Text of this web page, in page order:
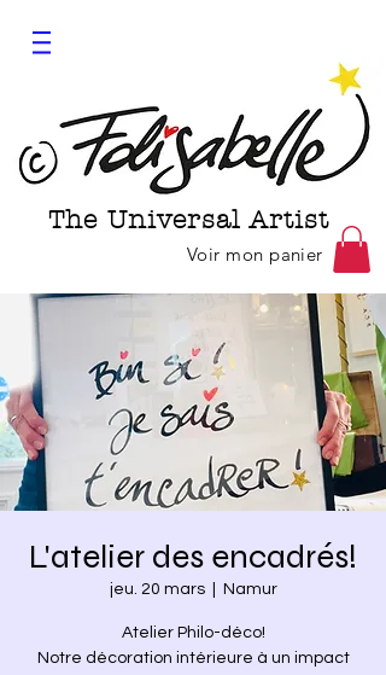
The Universal Artist
Voir mon panier
L'atelier des encadrés!
jeu. 20 mars
  |
Namur
Atelier Philo-déco!
Notre décoration intérieure à un impact